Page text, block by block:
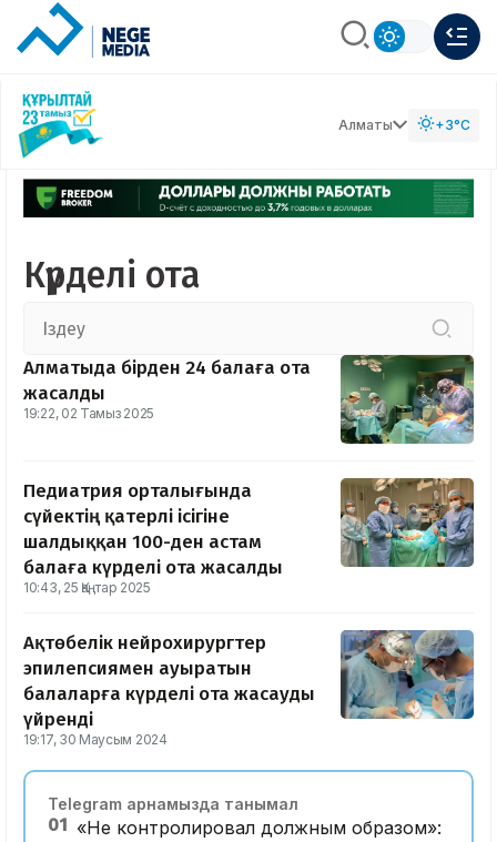
Алматы +3°C
Күрделі ота
Алматыда бірден 24 балаға ота
жасалды
19:22, 02 Тамыз 2025
Педиатрия орталығында
сүйектің қатерлі ісігіне
шалдыққан 100-ден астам
балаға күрделі ота жасалды
10:43, 25 Қаңтар 2025
Ақтөбелік нейрохирургтер
эпилепсиямен ауыратын
балаларға күрделі ота жасауды
үйренді
19:17, 30 Маусым 2024
Telegram арнамызда танымал
01 «Не контролировал должным образом»: